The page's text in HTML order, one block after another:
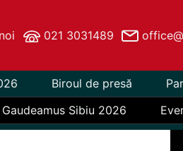
021 3031489
Biroul de presă
Sibiu 2026